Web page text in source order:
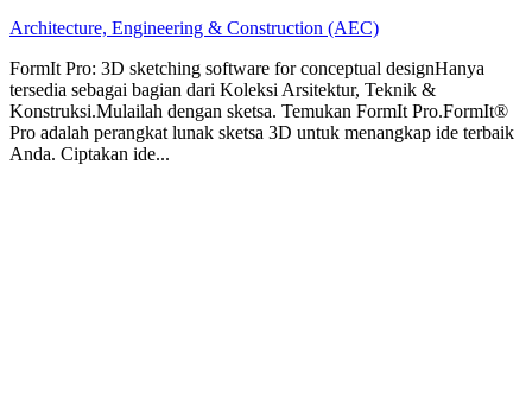
Architecture, Engineering & Construction (AEC)
FormIt Pro: 3D sketching software for conceptual designHanya
tersedia sebagai bagian dari Koleksi Arsitektur, Teknik &
Konstruksi.Mulailah dengan sketsa. Temukan FormIt Pro.FormIt®
Pro adalah perangkat lunak sketsa 3D untuk menangkap ide terbaik
Anda. Ciptakan ide...